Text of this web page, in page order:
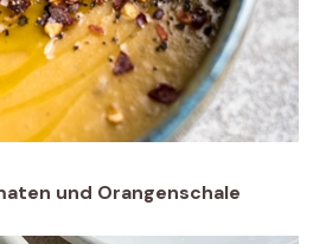
und Orangenschale